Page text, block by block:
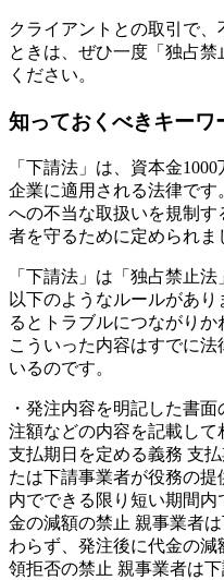
クライアントとの取引で
ときは、ぜひ一度「独占
ください。
知っておくべきキーワ
「下請法」は、資本金
企業に適用される法律で
への不当な取扱いを規制す
者を守るために定められま
「下請法」は「独占禁止
以下のようなルールがあ
るとトラブルにつながりか
こういった内容はすでに
いるのです。
・発注内容を明記した書面
注額などの内容を記載して
支払期日を定める義務 支
たは下請事業者が役務の
内でできる限り短い期間内
金の減額の禁止 親事業者
わらず、発注後に代金の減
領拒否の禁止 親事業者は